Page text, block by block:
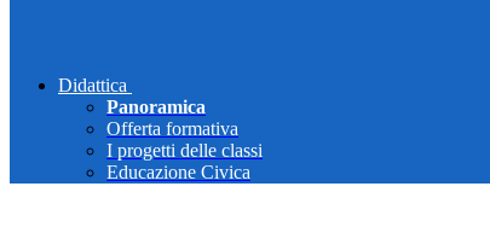
Didattica
Panoramica
Offerta formativa
I progetti delle classi
Educazione Civica